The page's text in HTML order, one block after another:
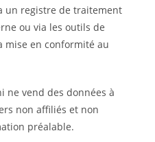
un registre de traitement
ou via les outils de
mise en conformité au
ne vend des données à
non affiliés et non
préalable.